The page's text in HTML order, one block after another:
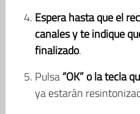
Espera hasta que el
canales y te indique
finalizado.
Pulsa“OK” o la tecla
ya estarán